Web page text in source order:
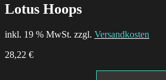
Lotus Hoops
inkl. 19 % MwSt. zzgl. Versandkosten
28,22 €